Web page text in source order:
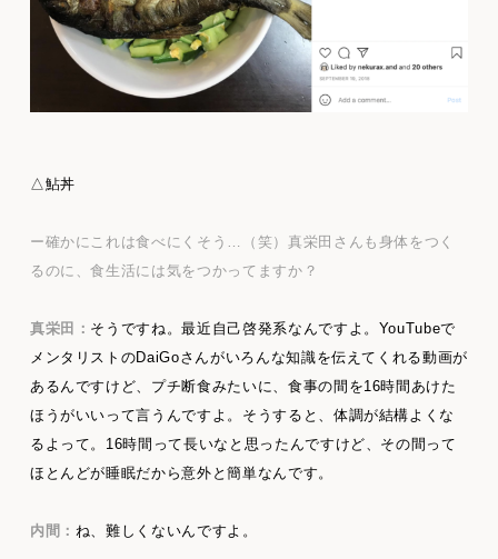
△鮎丼
ー確かにこれは食べにくそう…（笑）真栄田さんも身体をつく
るのに、食生活には気をつかってますか？
真栄田： そうですね。最近自己啓発系なんですよ。YouTubeで
メンタリストのDaiGoさんがいろんな知識を伝えてくれる動画が
あるんですけど、プチ断食みたいに、食事の間を16時間あけた
ほうがいいって言うんですよ。そうすると、体調が結構よくな
るよって。16時間って長いなと思ったんですけど、その間って
ほとんどが睡眠だから意外と簡単なんです。
内間： ね、難しくないんですよ。